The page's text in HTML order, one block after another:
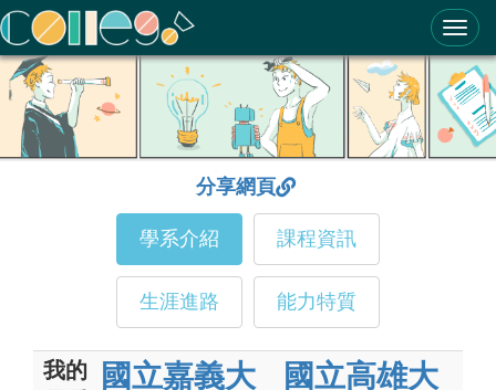
ColleGo! 大學選才與高中育才輔助系統
分享網頁
學系介紹 課程資訊
生涯進路 能力特質
我的
國立嘉義大
國立高雄大